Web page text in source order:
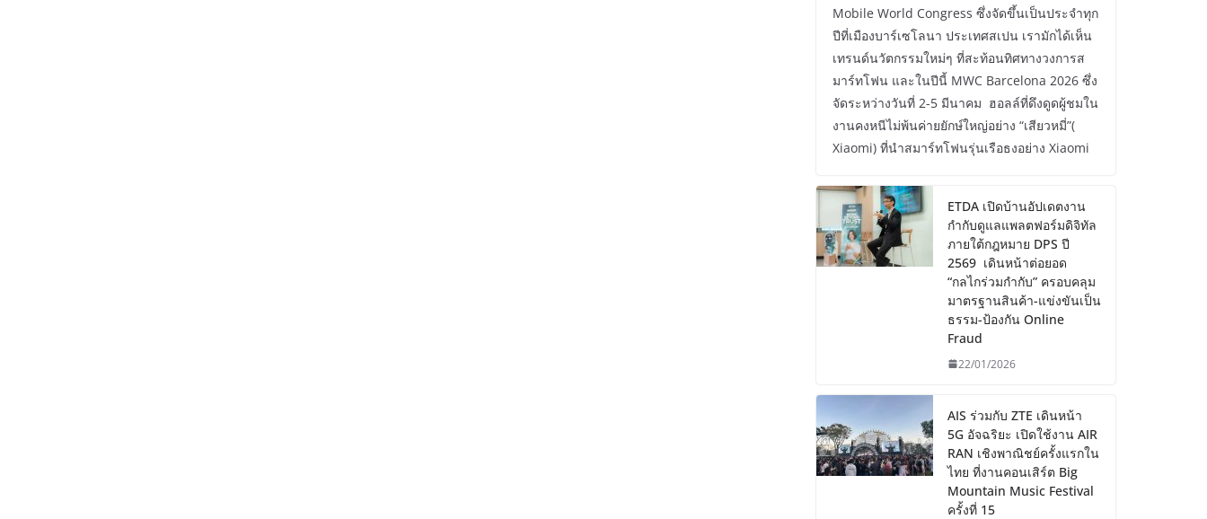
Mobile World Congress ซึ่งจัดขึ้นเป็นประจำทุก
ปีที่เมืองบาร์เซโลนา ประเทศสเปน เรามักได้เห็น
เทรนด์นวัตกรรมใหม่ๆ ที่สะท้อนทิศทางวงการส
มาร์ทโฟน และในปีนี้ MWC Barcelona 2026 ซึ่ง
จัดระหว่างวันที่ 2-5 มีนาคม ฮอลล์ที่ดึงดูดผู้ชมใน
งานคงหนีไม่พ้นค่ายยักษ์ใหญ่อย่าง “เสียวหมี่”(
Xiaomi) ที่นำสมาร์ทโฟนรุ่นเรือธงอย่าง Xiaomi
ETDA เปิดบ้านอัปเดตงาน
กำกับดูแลแพลตฟอร์มดิจิทัล
ภายใต้กฎหมาย DPS ปี
2569 เดินหน้าต่อยอด
“กลไกร่วมกำกับ” ครอบคลุม
มาตรฐานสินค้า-แข่งขันเป็น
ธรรม-ป้องกัน Online
Fraud
22/01/2026
AIS ร่วมกับ ZTE เดินหน้า
5G อัจฉริยะ เปิดใช้งาน AIR
RAN เชิงพาณิชย์ครั้งแรกใน
ไทย ที่งานคอนเสิร์ต Big
Mountain Music Festival
ครั้งที่ 15